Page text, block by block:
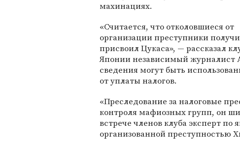
махинациях.
«Считается, что отколовшиеся от
организации преступники
присвоил Цукаса», — рассказал
Японии независимый журналист
сведения могут быть
от уплаты налогов.
«Преследование за налоговые
контроля мафиозных групп, он
встрече членов клуба эксперт по
организованной преступностью